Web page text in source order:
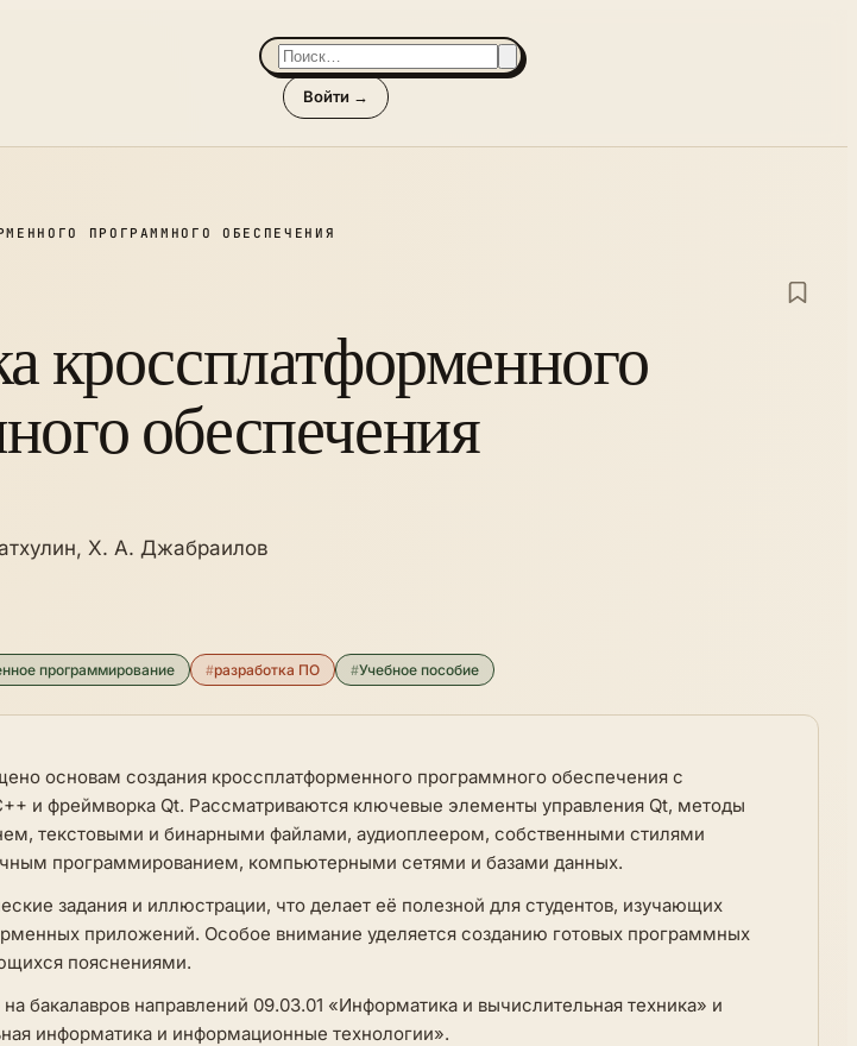
Войти →
ПРОГРАММНОГО ОБЕСПЕЧЕНИЯ
кроссплатформенного
обеспечения
Х. А. Джабраилов
программирование #разработка ПО #Учебное пособие
основам создания кроссплатформенного программного обеспечения с
и фреймворка Qt. Рассматриваются ключевые элементы управления Qt, методы
текстовыми и бинарными файлами, аудиоплеером, собственными стилями
программированием, компьютерными сетями и базами данных.
задания и иллюстрации, что делает её полезной для студентов, изучающих
приложений. Особое внимание уделяется созданию готовых программных
пояснениями.
бакалавров направлений 09.03.01 «Информатика и вычислительная техника» и
информатика и информационные технологии».